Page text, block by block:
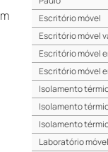
Escritório móvel
Escritório móvel
Escritório móvel
Escritório móvel
Isolamento
Isolamento
Isolamento
Laboratório móvel